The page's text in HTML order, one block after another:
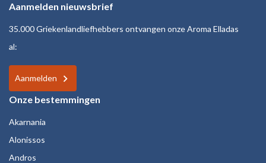
Aanmelden nieuwsbrief
35.000 Griekenlandliefhebbers ontvangen onze Aroma Elladas
al:
Aanmelden
Onze bestemmingen
Akarnania
Alonissos
Andros